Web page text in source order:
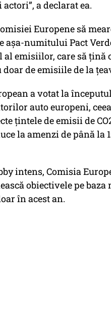
a declarat ea.
Europene să
așa-numitului Pact
al emisiilor, care să
de emisiile de la
a votat la
auto europeni,
țintele de emisii de
la amenzi de până la
intens, Comisia
obiectivele pe
în acest an.